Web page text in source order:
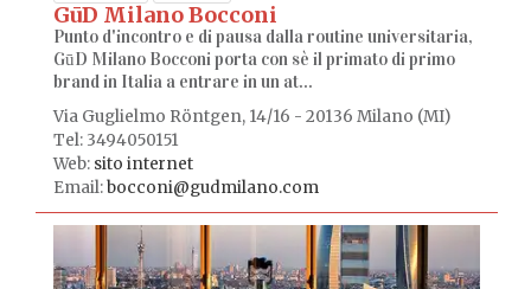
GūD Milano Bocconi
Punto d'incontro e di pausa dalla routine universitaria,
GūD Milano Bocconi porta con sè il primato di primo
brand in Italia a entrare in un at...
Via Guglielmo Röntgen, 14/16 - 20136 Milano (MI)
Tel: 3494050151
Web: sito internet
Email:bocconi@gudmilano.com